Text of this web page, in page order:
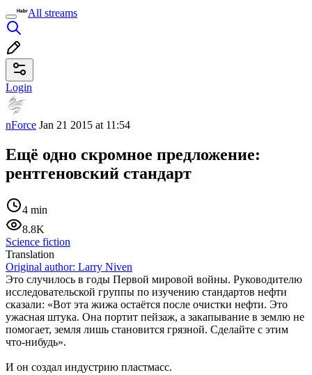
All streams
Login
nForce Jan 21 2015 at 11:54
Ещё одно скромное предложение:
рентгеновский стандарт
4 min
8.8K
Science fiction
Translation
Original author: Larry Niven
Это случилось в годы Первой мировой войны. Руководителю
исследовательской группы по изучению стандартов нефти
сказали: «Вот эта жижа остаётся после очистки нефти. Это
ужасная штука. Она портит пейзаж, а закапывание в землю не
помогает, земля лишь становится грязной. Сделайте с этим
что-нибудь».
И он создал индустрию пластмасс.